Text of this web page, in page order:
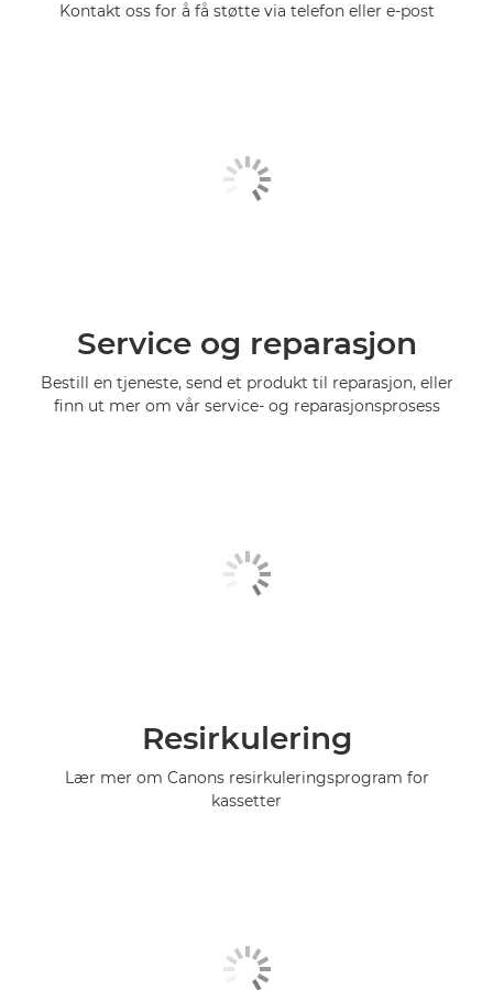
Kontakt oss for å få støtte via telefon eller e-post
Service og reparasjon
Bestill en tjeneste, send et produkt til reparasjon, eller
finn ut mer om vår service- og reparasjonsprosess
Resirkulering
Lær mer om Canons resirkuleringsprogram for
kassetter